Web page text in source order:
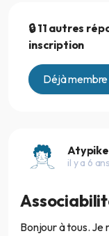
🔒 11 autres
inscription
Déjà membre
il y a 6 ans
Bonjour à tous. Je